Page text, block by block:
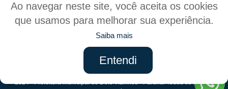
Política de Privacidade e Proteção de Dados
Criado por:
Ao navegar neste site, você aceita os cookies
que usamos para melhorar sua experiência.
Saiba mais
Entendi